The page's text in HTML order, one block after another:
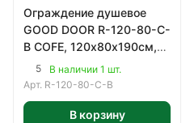
Ограждение душевое
GOOD DOOR R-120-80-C-
B COFE, 120х80х190см,
радиусное, прозрачное
5мм.
5
В наличии 1 шт.
Арт. R-120-80-C-B
В корзину